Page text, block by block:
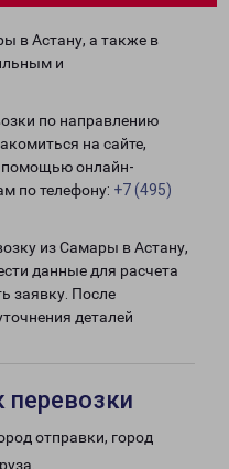
в Астану, а также в
и
по направлению
на сайте,
помощью онлайн-
по телефону: +7 (495)
из Самары в Астану,
данные для расчета
заявку. После
деталей
перевозки
отправки, город